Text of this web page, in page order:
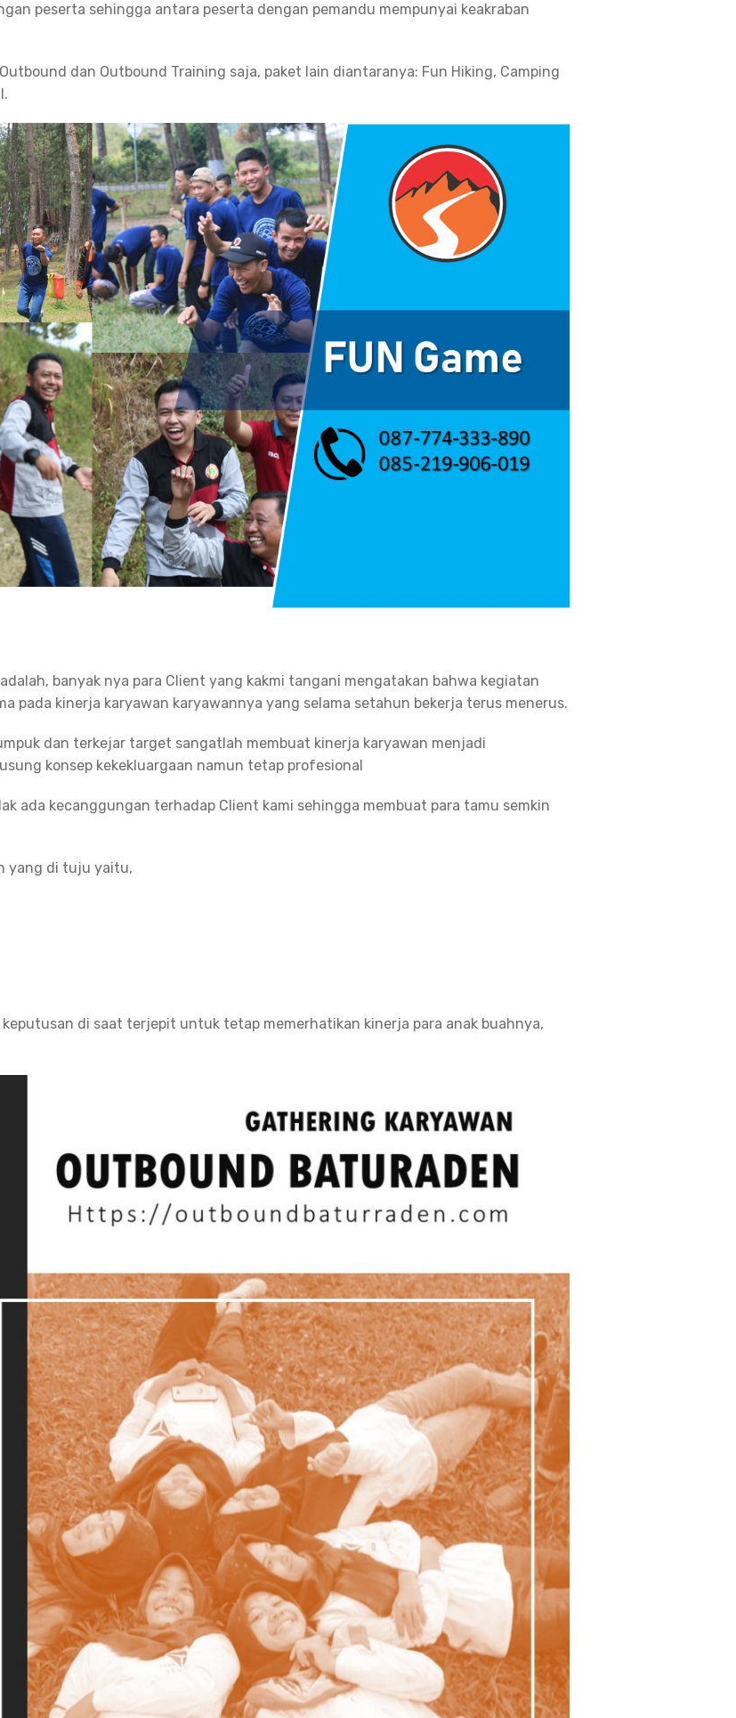
peserta sehingga antara peserta dengan pemandu mempunyai keakraban
dan Outbound Training saja, paket lain diantaranya: Fun Hiking, Camping
banyak nya para Client yang kakmi tangani mengatakan bahwa kegiatan
pada kinerja karyawan karyawannya yang selama setahun bekerja terus menerus.
dan terkejar target sangatlah membuat kinerja karyawan menjadi
konsep kekekluargaan namun tetap profesional
ada kecanggungan terhadap Client kami sehingga membuat para tamu semkin
yang di tuju yaitu,
di saat terjepit untuk tetap memerhatikan kinerja para anak buahnya,